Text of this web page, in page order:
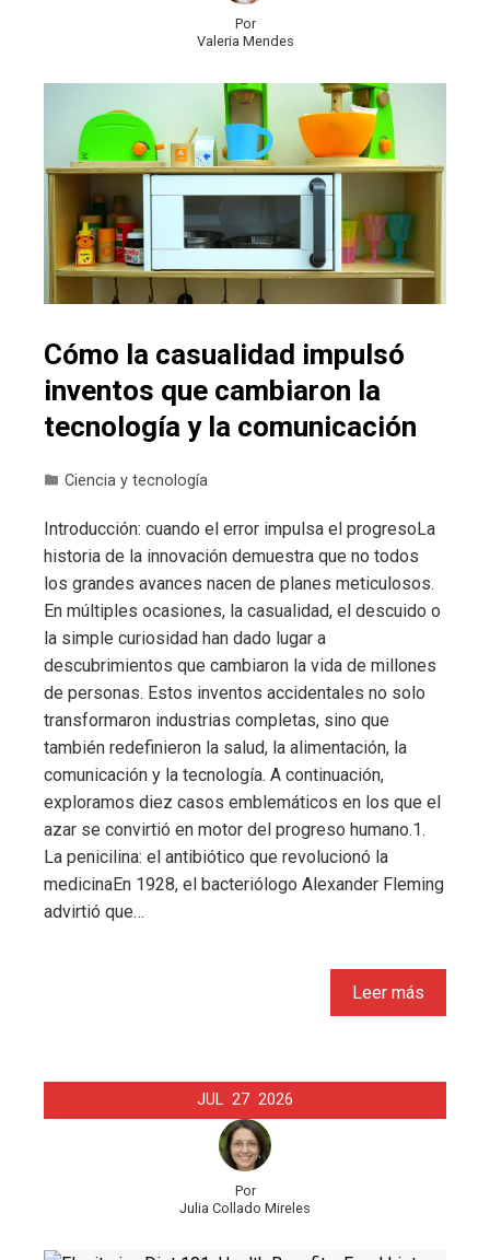
Por
Valeria Mendes
Cómo la casualidad impulsó
inventos que cambiaron la
tecnología y la comunicación
Ciencia y tecnología
Introducción: cuando el error impulsa el progresoLa
historia de la innovación demuestra que no todos
los grandes avances nacen de planes meticulosos.
En múltiples ocasiones, la casualidad, el descuido o
la simple curiosidad han dado lugar a
descubrimientos que cambiaron la vida de millones
de personas. Estos inventos accidentales no solo
transformaron industrias completas, sino que
también redefinieron la salud, la alimentación, la
comunicación y la tecnología. A continuación,
exploramos diez casos emblemáticos en los que el
azar se convirtió en motor del progreso humano.1.
La penicilina: el antibiótico que revolucionó la
medicinaEn 1928, el bacteriólogo Alexander Fleming
advirtió que…
Leer más
JUL 27 2026
Por
Julia Collado Mireles